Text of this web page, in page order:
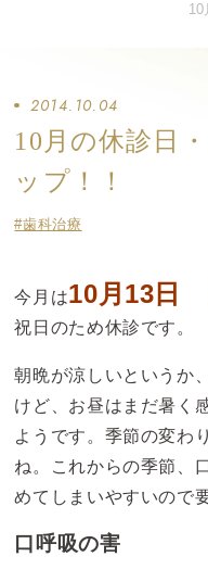
10
2014.10.04
10月の休診日
ップ！！
#歯科治療
今月は10月13日
祝日のため休診です。
朝晩が涼しいというか
けど、お昼はまだ暑く
ようです。季節の変わ
ね。これからの季節、
めてしまいやすいので
口呼吸の害